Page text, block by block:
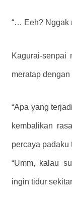
“… Eeh? Nggak
Kagurai-senpai
meratap
“Apa yang
kembalikan
percaya
“Umm, kalau
ingin tidur